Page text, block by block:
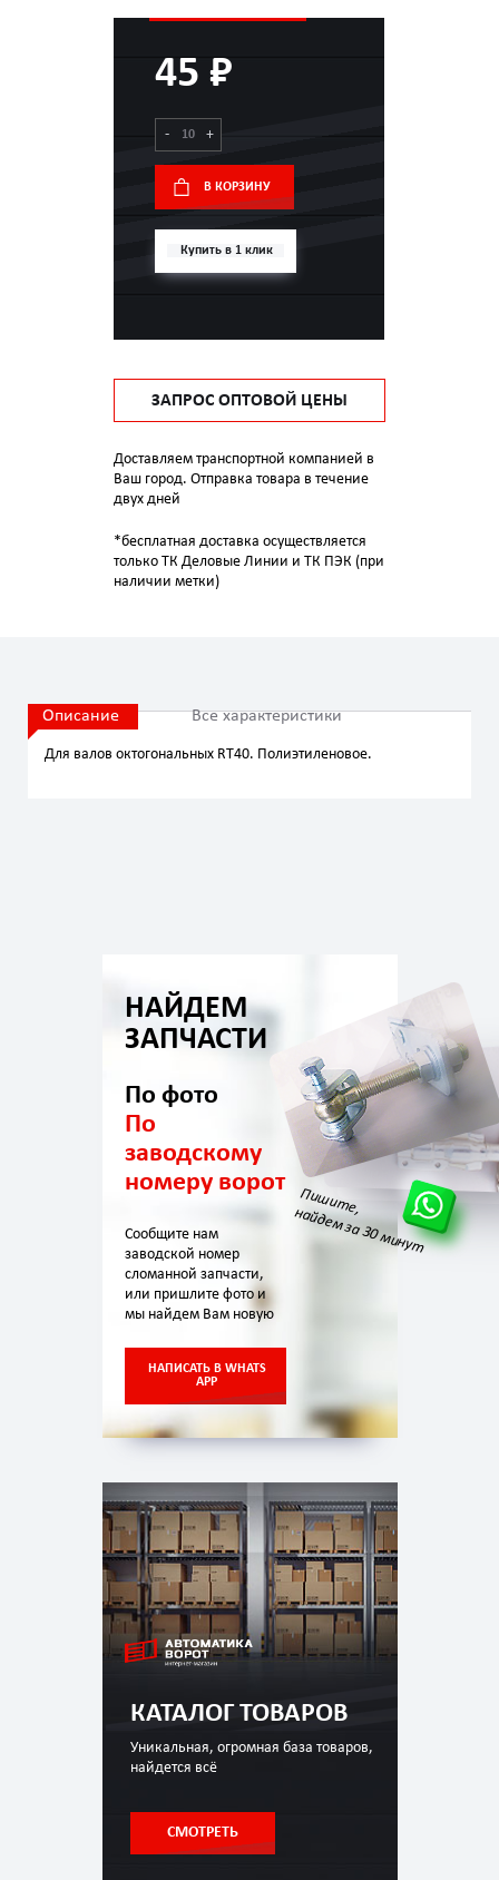
45 ₽
- +
В КОРЗИНУ
Купить в 1 клик
ЗАПРОС ОПТОВОЙ ЦЕНЫ
Доставляем транспортной компанией в
Ваш город. Отправка товара в течение
двух дней
*бесплатная доставка осуществляется
только ТК Деловые Линии и ТК ПЭК (при
наличии метки)
НАЙДЕМ
ЗАПЧАСТИ
По фото
По
заводскому
номеру ворот
Сообщите нам
заводской номер
сломанной запчасти,
или пришлите фото и
мы найдем Вам новую
НАПИСАТЬ В WHATS
APP
Пишите,
найдем за 30 минут
КАТАЛОГ ТОВАРОВ
Уникальная, огромная база товаров,
найдется всё
СМОТРЕТЬ
Описание Все характеристики
Для валов октогональных RT40. Полиэтиленовое.